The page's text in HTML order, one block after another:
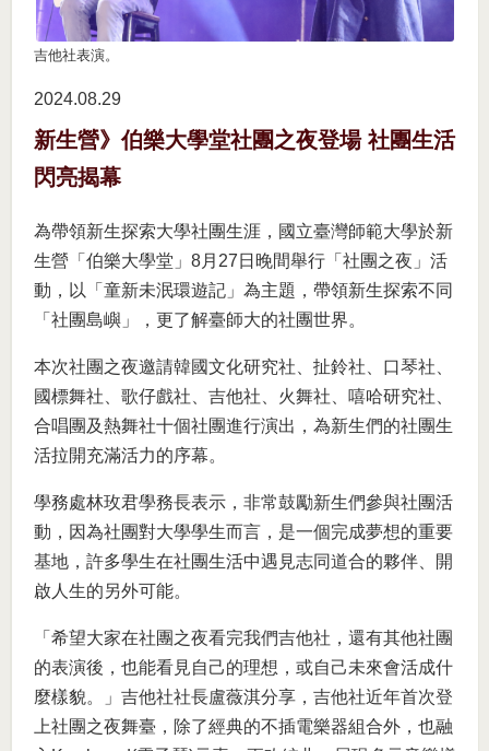
吉他社表演。
2024.08 29
新生營》伯樂大學堂社團之夜登場 社團生活
閃亮揭幕
為帶領新生探索大學社團生涯，國立臺灣師範大學於新
生營「伯樂大學堂」8月27日晚間舉行「社團之夜」活
動，以「童新未泯環遊記」為主題，帶領新生探索不同
「社團島嶼」，更了解臺師大的社團世界。
本次社團之夜邀請韓國文化研究社、扯鈴社、口琴社、
國標舞社、歌仔戲社、吉他社、火舞社、嘻哈研究社、
合唱團及熱舞社十個社團進行演出，為新生們的社團生
活拉開充滿活力的序幕。
學務處林玫君學務長表示，非常鼓勵新生們參與社團活
動，因為社團對大學學生而言，是一個完成夢想的重要
基地，許多學生在社團生活中遇見志同道合的夥伴、開
啟人生的另外可能。
「希望大家在社團之夜看完我們吉他社，還有其他社團
的表演後，也能看見自己的理想，或自己未來會活成什
麼樣貌。」吉他社社長盧薇淇分享，吉他社近年首次登
上社團之夜舞臺，除了經典的不插電樂器組合外，也融